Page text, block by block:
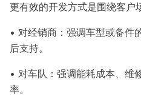
更有效的开发方式是围绕客户
• 对经销商：强调车型或备件
后支持。
• 对车队：强调能耗成本、维
率。